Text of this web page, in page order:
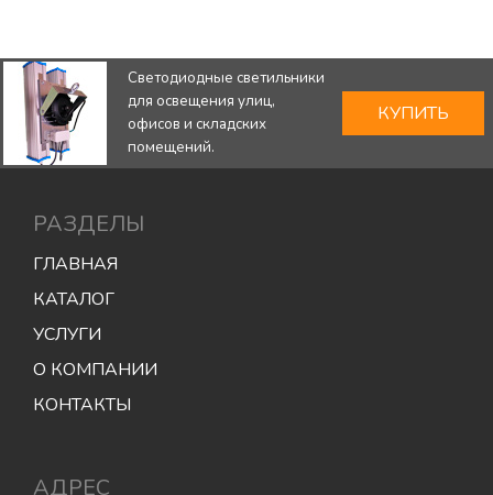
Светодиодные светильники
для освещения улиц,
офисов и складских
помещений.
КУПИТЬ
РАЗДЕЛЫ
ГЛАВНАЯ
КАТАЛОГ
УСЛУГИ
О КОМПАНИИ
КОНТАКТЫ
АДРЕС